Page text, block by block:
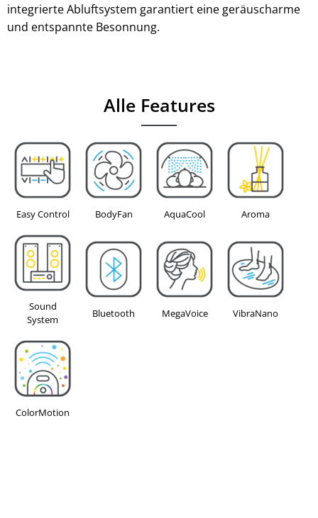
integrierte Abluftsystem garantiert eine geräuscharme
und entspannte Besonnung.
Alle Features
Easy Control BodyFan AquaCool Aroma
Sound
System
Bluetooth MegaVoice VibraNano
ColorMotion